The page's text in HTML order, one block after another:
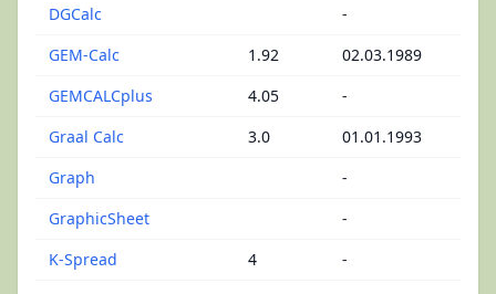
DGCalc
-
GEM-Calc
1.92
02.03.1989
GEMCALCplus
4.05
-
Graal Calc
3.0
01.01.1993
Graph
-
GraphicSheet
-
K-Spread
4
-